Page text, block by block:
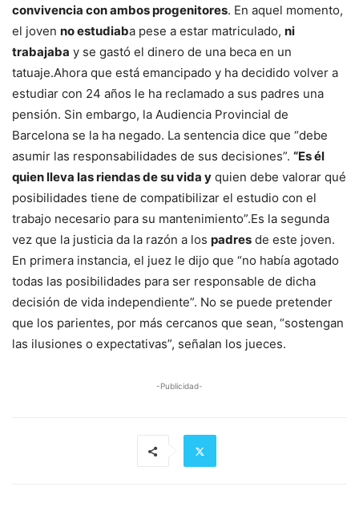
convivencia con ambos progenitores. En aquel momento,
el joven no estudiaba pese a estar matriculado, ni
trabajaba y se gastó el dinero de una beca en un
tatuaje.Ahora que está emancipado y ha decidido volver a
estudiar con 24 años le ha reclamado a sus padres una
pensión. Sin embargo, la Audiencia Provincial de
Barcelona se la ha negado. La sentencia dice que “debe
asumir las responsabilidades de sus decisiones”. “Es él
quien lleva las riendas de su vida y quien debe valorar qué
posibilidades tiene de compatibilizar el estudio con el
trabajo necesario para su mantenimiento”.Es la segunda
vez que la justicia da la razón a los padres de este joven.
En primera instancia, el juez le dijo que “no había agotado
todas las posibilidades para ser responsable de dicha
decisión de vida independiente”. No se puede pretender
que los parientes, por más cercanos que sean, “sostengan
las ilusiones o expectativas”, señalan los jueces.
-Publicidad-